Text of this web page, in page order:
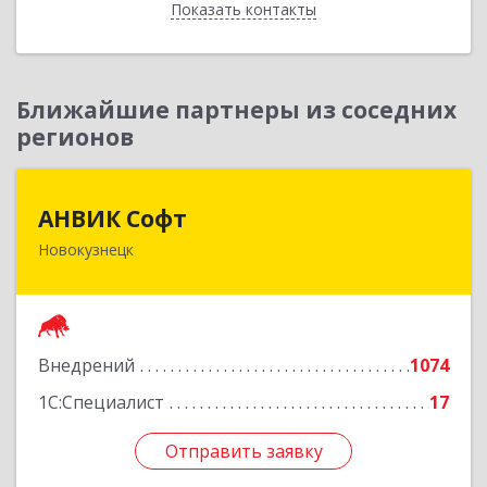
Показать контакты
Назад
Ближайшие партнеры из соседних
регионов
АНВИК Софт
Новокузнецк
Внедрений
1074
1С:Специалист
17
Отправить заявку
654079, Кемеровская область - Кузбасс,
Отправить заявку